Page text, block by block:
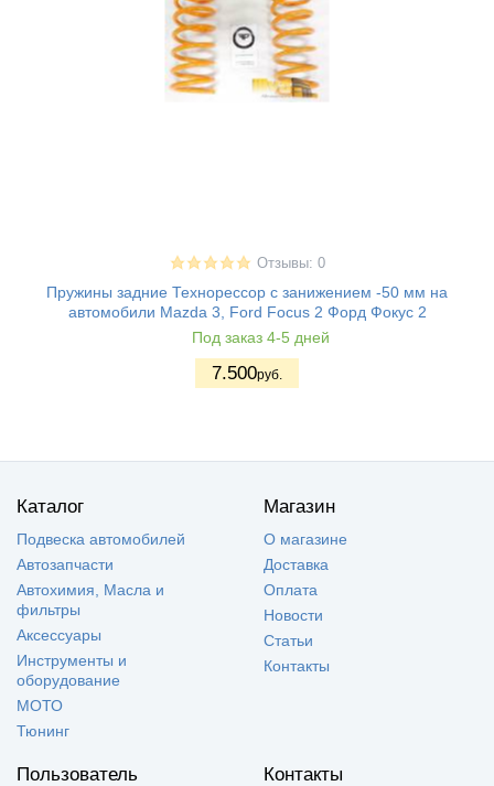
Отзывы: 0
Пружины задние Технорессор с занижением -50 мм на
автомобили Mazda 3, Ford Focus 2 Форд Фокус 2
Под заказ 4-5 дней
7.500руб.
Каталог
Подвеска автомобилей
Автозапчасти
Автохимия, Масла и
фильтры
Аксессуары
Инструменты и
оборудование
МОТО
Тюнинг
Магазин
О магазине
Доставка
Оплата
Новости
Статьи
Контакты
Пользователь Контакты